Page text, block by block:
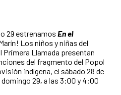
29 estrenamos En el
Los niños y niñas del
Llamada presentan
del fragmento del Popol
indígena, el sábado 28 de
29, a las 3:00 y 4:00